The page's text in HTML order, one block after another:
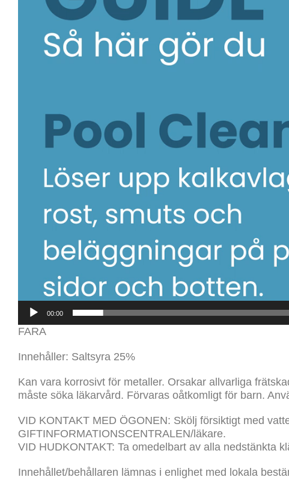
00:00
FARA
Innehåller: Saltsyra 25%
Kan vara korrosivt för metaller. Orsakar allvarliga
måste söka läkarvård. Förvaras oåtkomligt för barn.
VID KONTAKT MED ÖGONEN: Skölj försiktigt med
GIFTINFORMATIONSCENTRALEN/läkare.
VID HUDKONTAKT: Ta omedelbart av alla nedstänkta
Innehållet/behållaren lämnas i enlighet med lokala